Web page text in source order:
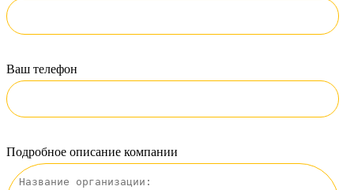
Ваш телефон
Подробное описание компании